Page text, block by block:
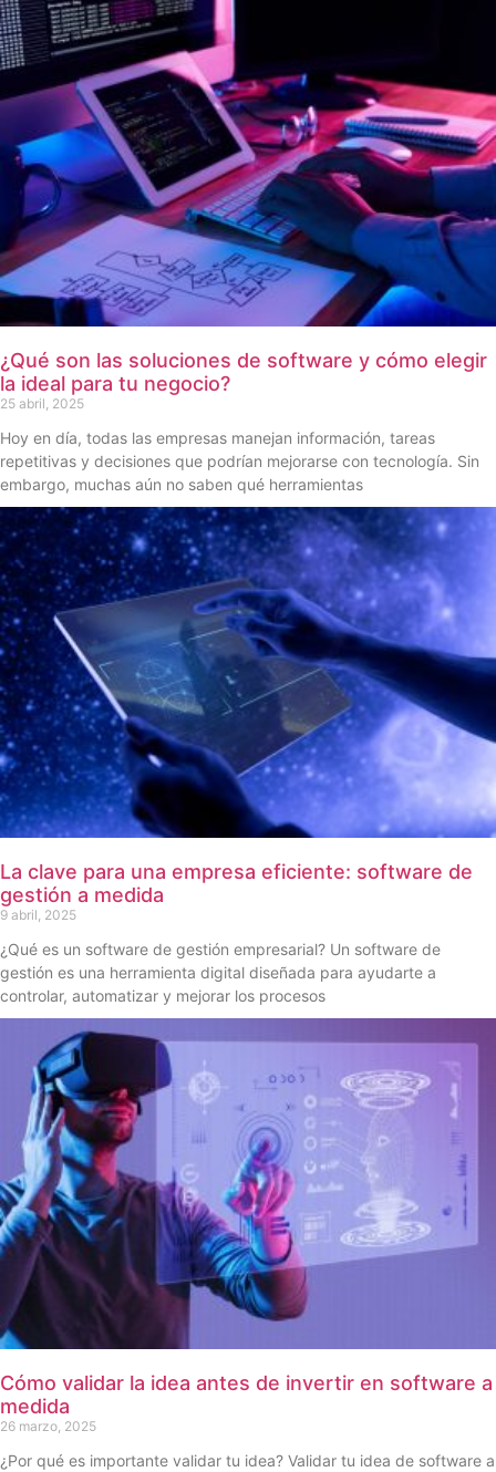
¿Qué son las soluciones de software y cómo elegir
la ideal para tu negocio?
25 abril, 2025
Hoy en día, todas las empresas manejan información, tareas
repetitivas y decisiones que podrían mejorarse con tecnología. Sin
embargo, muchas aún no saben qué herramientas
La clave para una empresa eficiente: software de
gestión a medida
9 abril, 2025
¿Qué es un software de gestión empresarial? Un software de
gestión es una herramienta digital diseñada para ayudarte a
controlar, automatizar y mejorar los procesos
Cómo validar la idea antes de invertir en software a
medida
26 marzo, 2025
¿Por qué es importante validar tu idea? Validar tu idea de software a